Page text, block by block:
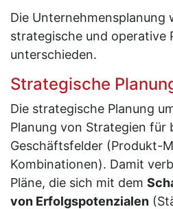
Die Unternehmensplanung
strategische und operative
unterschieden.
Strategische
Die strategische Planung
Planung von Strategien für
Geschäftsfelder (Produkt-
Kombinationen). Damit
Pläne, die sich mit dem
von Erfolgspotenzialen